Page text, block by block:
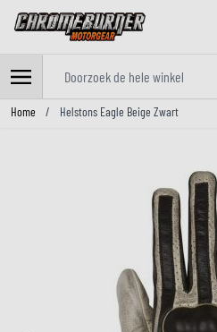
Ga naar de inhoud
Home / Helstons Eagle Beige Zwart